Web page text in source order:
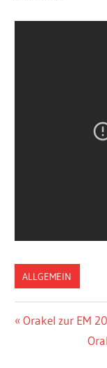
ALLGEMEIN
Vorheriger
Orakel zur EM